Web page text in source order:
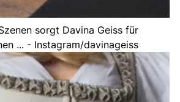
sorgt Davina Geiss für
... - Instagram/davinageiss